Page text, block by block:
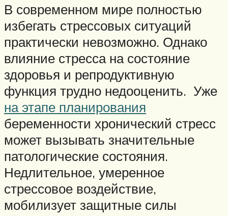
В современном мире полностью
избегать стрессовых ситуаций
практически невозможно. Однако
влияние стресса на состояние
здоровья и репродуктивную
функция трудно недооценить. Уже
на этапе планирования
беременности хронический стресс
может вызывать значительные
патологические состояния.
Недлительное, умеренное
стрессовое воздействие,
мобилизует защитные силы